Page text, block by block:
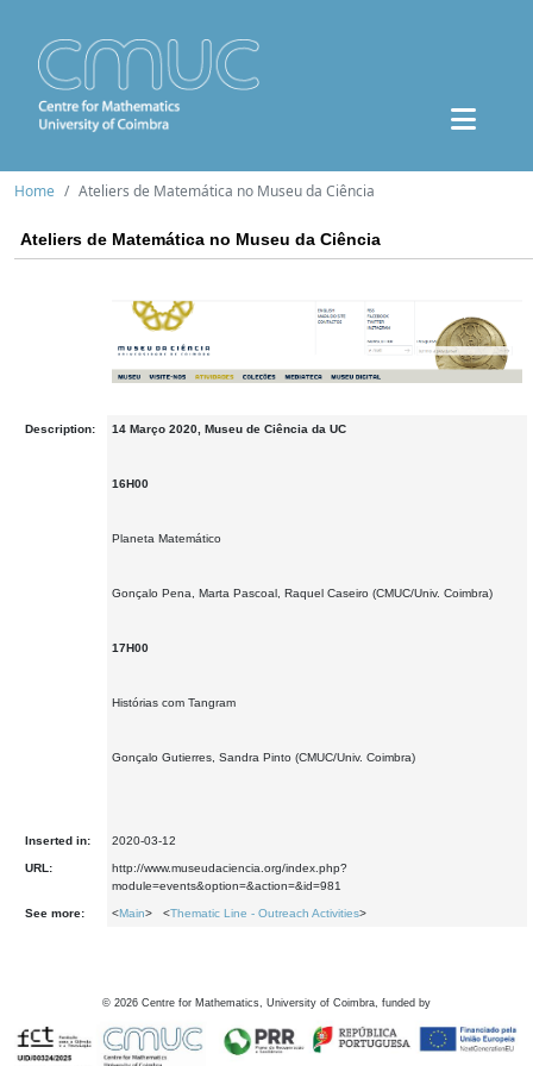
Home Ateliers de Matemática no Museu da Ciência
Ateliers de Matemática no Museu da Ciência
Description: 14 Março 2020, Museu de Ciência da UC
16H00
Planeta Matemático
Gonçalo Pena, Marta Pascoal, Raquel Caseiro (CMUC/Univ. Coimbra)
17H00
Histórias com Tangram
Gonçalo Gutierres, Sandra Pinto (CMUC/Univ. Coimbra)
Inserted in: 2020-03-12
URL:
http://www.museudaciencia.org/index.php?
module=events&option=&action=&id=981
See more: <Main> <Thematic Line - Outreach Activities>
© 2026 Centre for Mathematics, University of Coimbra, funded by